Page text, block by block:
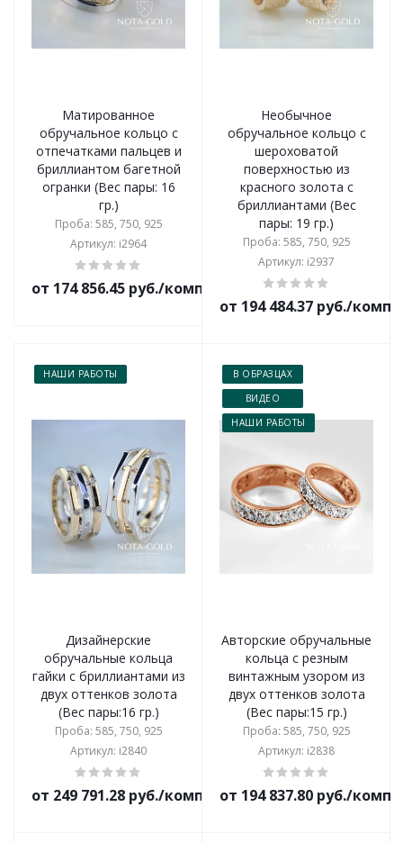
Матированное
обручальное кольцо с
отпечатками пальцев и
бриллиантом багетной
огранки (Вес пары: 16
гр.)
Проба: 585, 750, 925
Артикул: i2964
от 174 856.45 руб./комплект
Необычное
обручальное кольцо с
шероховатой
поверхностью из
красного золота с
бриллиантами (Вес
пары: 19 гр.)
Проба: 585, 750, 925
Артикул: i2937
от 194 484.37 руб./
НАШИ РАБОТЫ
Дизайнерские
обручальные кольца
гайки с бриллиантами из
двух оттенков золота
(Вес пары:16 гр.)
Проба: 585, 750, 925
Артикул: i2840
от 249 791.28 руб./комплект
В ОБРАЗЦАХ
ВИДЕО
НАШИ РАБОТЫ
Авторские обручальные
кольца с резным
винтажным узором из
двух оттенков золота
(Вес пары:15 гр.)
Проба: 585, 750, 925
Артикул: i2838
от 194 837.80 руб./